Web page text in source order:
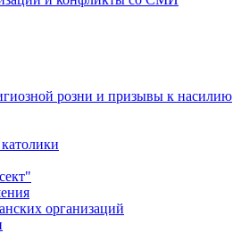
розни и призывы к насилию
организаций